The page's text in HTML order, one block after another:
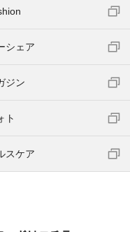
シェア
ジン
ト
スケア